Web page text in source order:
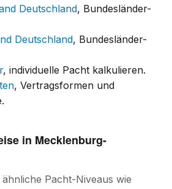
Deutschland, Bundesländer-
Deutschland, Bundesländer-
, individuelle Pacht kalkulieren.
, Vertragsformen und
in Mecklenburg-
Pacht-Niveaus wie